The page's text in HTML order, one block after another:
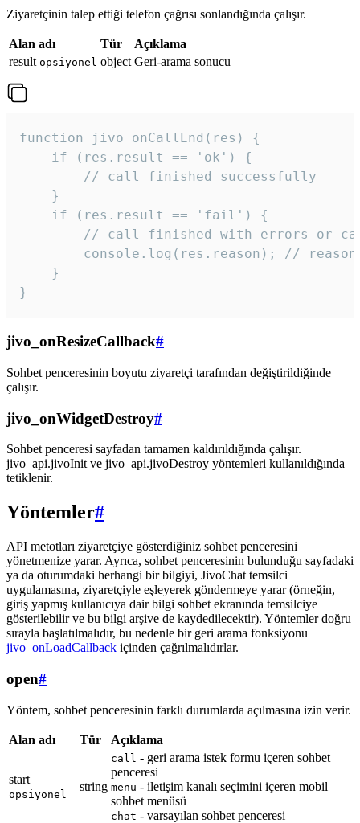
Ziyaretçinin talep ettiği telefon çağrısı sonlandığında çalışır.
Alan adı Tür
Açıklama
result opsiyonel object Geri-arama sonucu
function jivo_onCallEnd(res) {
    if (res.result == 'ok') {
        // call finished successfully
    }
    if (res.result == 'fail') {
// call finished with errors or
console.log(res.reason); //
    }
}
jivo_onResizeCallback#
Sohbet penceresinin boyutu ziyaretçi tarafından değiştirildiğinde
çalışır.
jivo_onWidgetDestroy#
Sohbet penceresi sayfadan tamamen kaldırıldığında çalışır.
jivo_api.jivoInit ve jivo_api.jivoDestroy yöntemleri kullanıldığında
tetiklenir.
Yöntemler#
API metotları ziyaretçiye gösterdiğiniz sohbet penceresini
yönetmenize yarar. Ayrıca, sohbet penceresinin bulunduğu sayfadaki
ya da oturumdaki herhangi bir bilgiyi, JivoChat temsilci
uygulamasına, ziyaretçiyle eşleyerek göndermeye yarar (örneğin,
giriş yapmış kullanıcıya dair bilgi sohbet ekranında temsilciye
gösterilebilir ve bu bilgi arşive de kaydedilecektir). Yöntemler doğru
sırayla başlatılmalıdır, bu nedenle bir geri arama fonksiyonu
jivo_onLoadCallback içinden çağrılmalıdırlar.
open#
Yöntem, sohbet penceresinin farklı durumlarda açılmasına izin verir.
Alan adı Tür Açıklama
start
opsiyonel
string
call - geri arama istek formu içeren sohbet
penceresi
menu - iletişim kanalı seçimini içeren mobil
sohbet menüsü
chat - varsayılan sohbet penceresi